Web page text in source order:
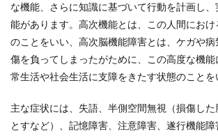
な機能、さらに知識に基づいて行動を計画し
能があります。高次機能とは、この人間におけ
のことをいい、高次脳機能障害とは、ケガや
傷を負ってしまったがために、この高度な機能
常生活や社会生活に支障をきたす状態のことを
主な症状には、失語、半側空間無視（損傷し
とすなど）、記憶障害、注意障害、遂行機能